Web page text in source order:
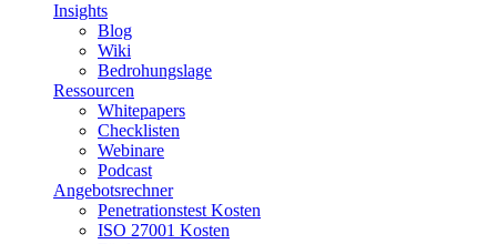
Insights
Blog
Wiki
Bedrohungslage
Ressourcen
Whitepapers
Checklisten
Webinare
Podcast
Angebotsrechner
Penetrationstest Kosten
ISO 27001 Kosten